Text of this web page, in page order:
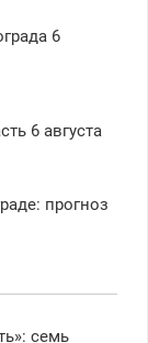
6
6 августа
прогноз
семь